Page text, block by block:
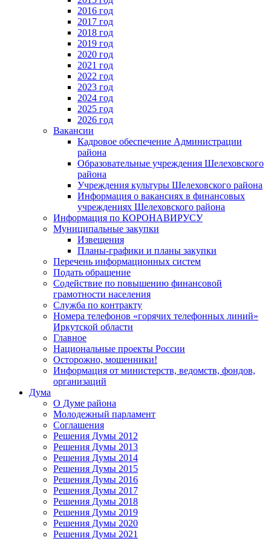
2016 год
2017 год
2018 год
2019 год
2020 год
2021 год
2022 год
2023 год
2024 год
2025 год
2026 год
Вакансии
Кадровое обеспечение Администрации
района
Образовательные учреждения Шелеховского
района
Учреждения культуры Шелеховского района
Информация о вакансиях в финансовых
учреждениях Шелеховского района
Информация по КОРОНАВИРУСУ
Муниципальные закупки
Извещения
Планы-графики и планы закупки
Перечень информационных систем
Подать обращение
Содействие по повышению финансовой
грамотности населения
Служба по контракту
Номера телефонов «горячих телефонных линий»
Иркутской области
Главное
Национальные проекты России
Осторожно, мошенники!
Информация от министерств, ведомств, фондов,
организаций
Дума
О Думе района
Молодежный парламент
Соглашения
Решения Думы 2012
Решения Думы 2013
Решения Думы 2014
Решения Думы 2015
Решения Думы 2016
Решения Думы 2017
Решения Думы 2018
Решения Думы 2019
Решения Думы 2020
Решения Думы 2021